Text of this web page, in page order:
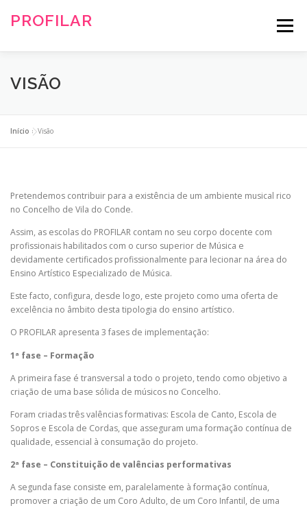
paraPROFILAR Menu
HOME SOBRE
NOTÍCIAS
VISÃO
Início »Visão
Pretendemos contribuir para a existência de um ambiente musical rico
no Concelho de Vila do Conde.
Assim, as escolas do PROFILAR contam no seu corpo docente com
profissionais habilitados com o curso superior de Música e
devidamente certificados profissionalmente para lecionar na área do
Ensino Artístico Especializado de Música.
Este facto, configura, desde logo, este projeto como uma oferta de
excelência no âmbito desta tipologia do ensino artístico.
O PROFILAR apresenta 3 fases de implementação:
1ª fase – Formação
A primeira fase é transversal a todo o projeto, tendo como objetivo a
criação de uma base sólida de músicos no Concelho.
Foram criadas três valências formativas: Escola de Canto, Escola de
Sopros e Escola de Cordas, que asseguram uma formação contínua de
qualidade, essencial à consumação do projeto.
2ª fase – Constituição de valências performativas
A segunda fase consiste em, paralelamente à formação contínua,
promover a criação de um Coro Adulto, de um Coro Infantil, de uma